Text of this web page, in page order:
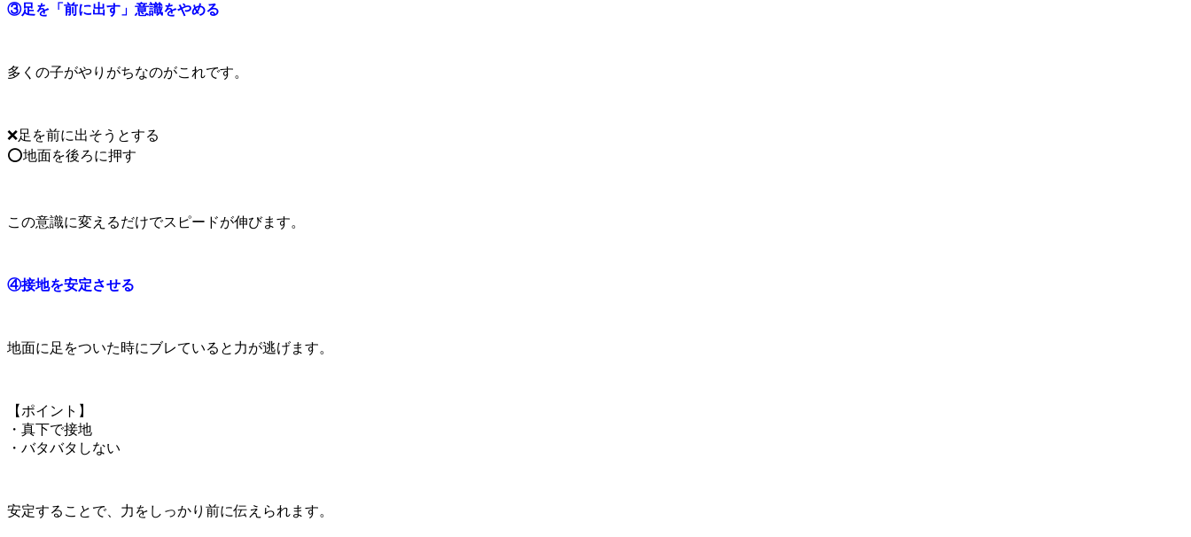
③足を「前に出す」意識をやめる
多くの子がやりがちなのがこれです。
❌足を前に出そうとする
⭕地面を後ろに押す
この意識に変えるだけでスピードが伸びます。
④接地を安定させる
地面に足をついた時にブレていると力が逃げます。
【ポイント】
・真下で接地
・バタバタしない
安定することで、力をしっかり前に伝えられます。